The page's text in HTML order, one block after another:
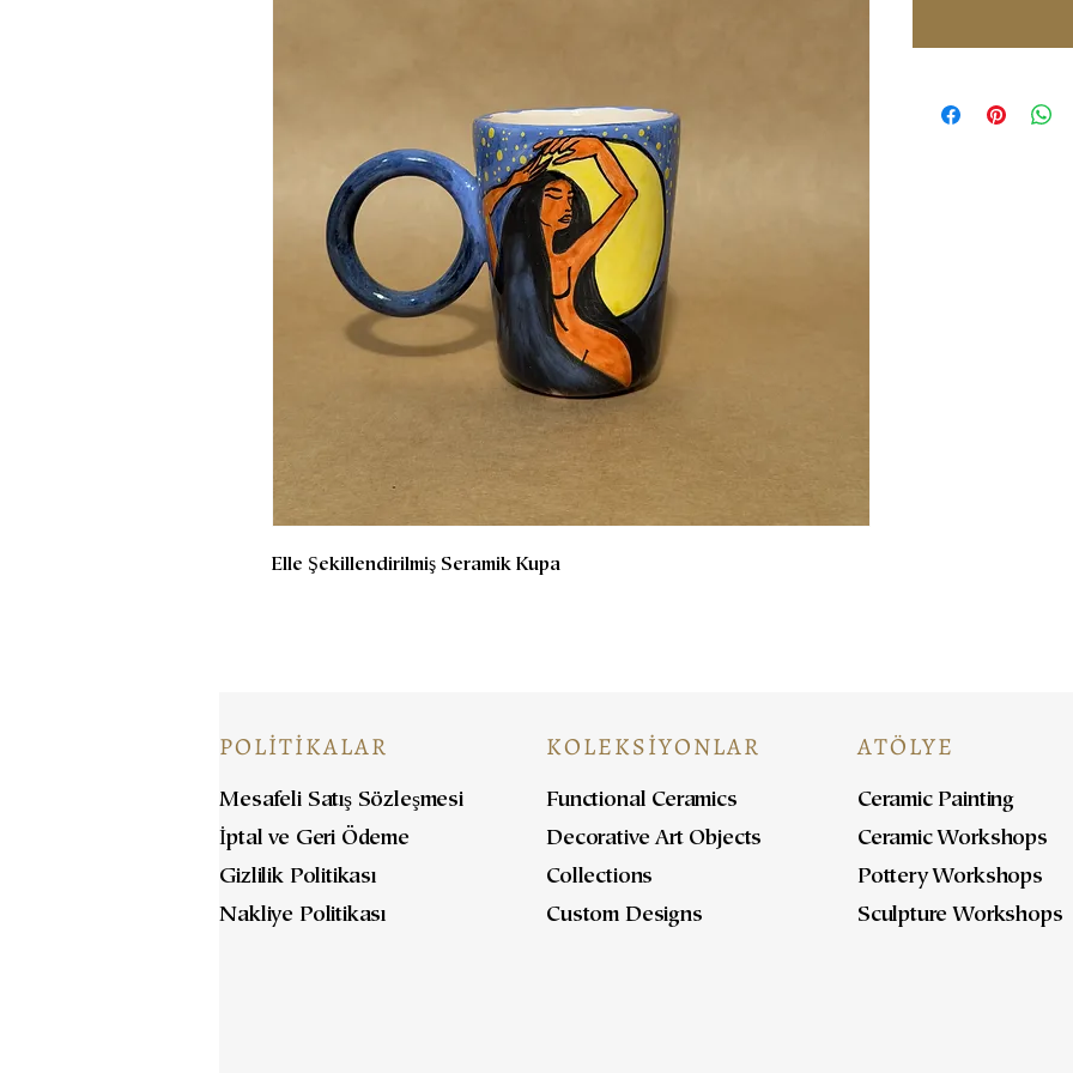
Elle Şekillendirilmiş Seramik Kupa
POLİTİKALAR
Mesafeli Satış Sözleşmesi
İptal ve Geri Ödeme
Gizlilik Politikası
Nakliye Politikası
KOLEKSİYONLAR
Functional Ceramics
Decorative Art Objects
Collections
Custom Designs
ATÖLYE
Ceramic Painting
Ceramic Workshops
Pottery Workshops
Sculpture Workshops